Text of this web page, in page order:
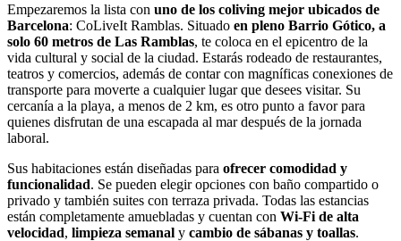
Empezaremos la lista con uno de los coliving mejor ubicados de
Barcelona: CoLiveIt Ramblas. Situado en pleno Barrio Gótico, a
solo 60 metros de Las Ramblas, te coloca en el epicentro de la
vida cultural y social de la ciudad. Estarás rodeado de restaurantes,
teatros y comercios, además de contar con magníficas conexiones de
transporte para moverte a cualquier lugar que desees visitar. Su
cercanía a la playa, a menos de 2 km, es otro punto a favor para
quienes disfrutan de una escapada al mar después de la jornada
laboral.
Sus habitaciones están diseñadas para ofrecer comodidad y
funcionalidad. Se pueden elegir opciones con baño compartido o
privado y también suites con terraza privada. Todas las estancias
están completamente amuebladas y cuentan con Wi-Fi de alta
velocidad, limpieza semanal y cambio de sábanas y toallas.